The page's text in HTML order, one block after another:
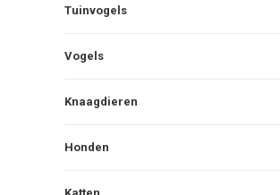
Tuinvogels
Vogels
Knaagdieren
Honden